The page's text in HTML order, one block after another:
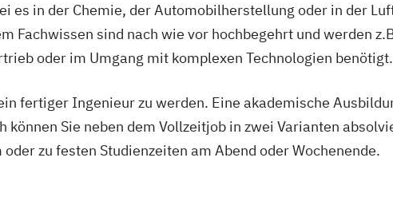
es in der Chemie, der Automobilherstellung oder in der
Fachwissen sind nach wie vor hochbegehrt und werden
oder im Umgang mit komplexen Technologien benötigt.
fertiger Ingenieur zu werden. Eine akademische
Sie neben dem Vollzeitjob in zwei Varianten
zu festen Studienzeiten am Abend oder Wochenende.